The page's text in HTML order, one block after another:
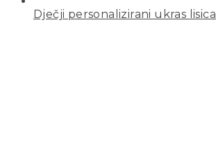
Dječji personalizirani ukras lisica